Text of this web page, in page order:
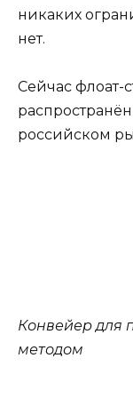
никаких
нет.
Сейчас флоат-
российском
Конвейер для
методом